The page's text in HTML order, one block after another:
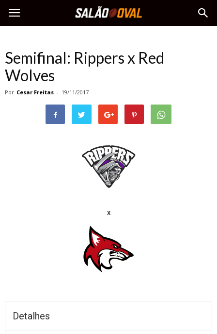
Semifinal: Rippers x Red
Wolves
Por Cesar Freitas - 19/11/2017
x
Detalhes